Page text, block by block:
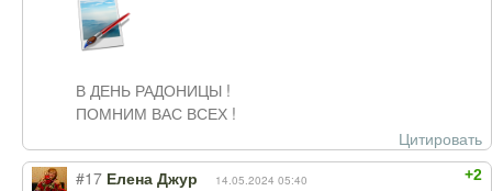
В ДЕНЬ РАДОНИЦЫ !
ПОМНИМ ВАС ВСЕХ !
Цитировать
+2
#17 Елена Джур 14.05.2024 05:40